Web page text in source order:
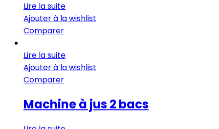
Lire la suite
Ajouter à la wishlist
Comparer
Lire la suite
Ajouter à la wishlist
Comparer
Machine à jus 2 bacs